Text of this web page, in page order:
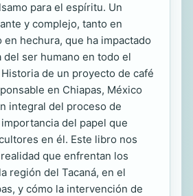
para el espíritu. Un
y complejo, tanto en
hechura, que ha impactado
del ser humano en todo el
Historia de un proyecto de café
en Chiapas, México
integral del proceso de
del papel que
en él. Este libro nos
que enfrentan los
región del Tacaná, en el
y cómo la intervención de